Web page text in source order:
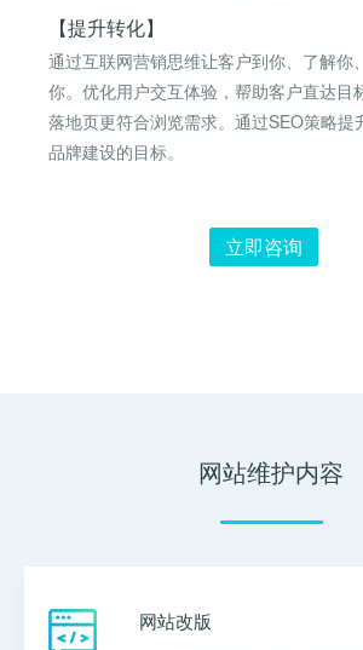
【提升转化】
通过互联网营销思维让客户到你、了解你
你。优化用户交互体验，帮助客户直达目
落地页更符合浏览需求。通过SEO策略提
品牌建设的目标。
立即咨询
网站维护内容
网站改版